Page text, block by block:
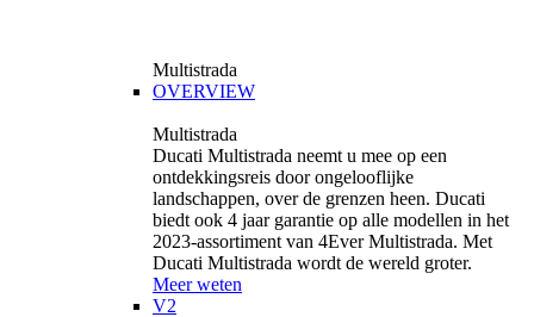
Multistrada
OVERVIEW
Multistrada
Ducati Multistrada neemt u mee op een
ontdekkingsreis door ongelooflijke
landschappen, over de grenzen heen. Ducati
biedt ook 4 jaar garantie op alle modellen in het
2023-assortiment van 4Ever Multistrada. Met
Ducati Multistrada wordt de wereld groter.
Meer weten
V2